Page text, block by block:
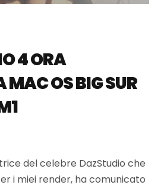
4 ORA
MAC OS BIG SUR
del celebre DazStudio che
i miei render, ha comunicato